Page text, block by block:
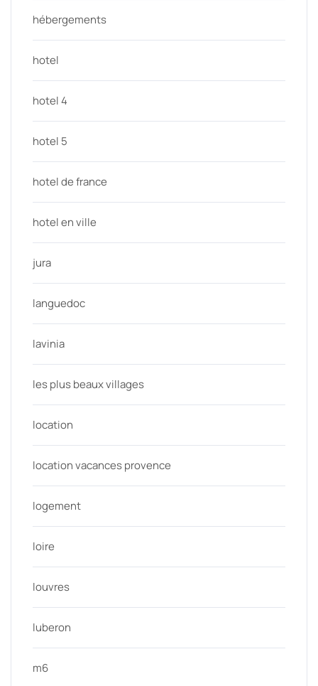
hébergements
hotel
hotel 4
hotel 5
hotel de france
hotel en ville
jura
languedoc
lavinia
les plus beaux villages
location
location vacances provence
logement
loire
louvres
luberon
m6